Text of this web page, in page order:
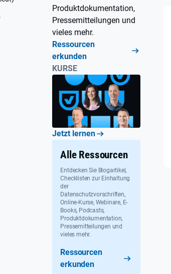
Produktdokumentation,
Pressemitteilungen und
vieles mehr.
Ressourcen
erkunden
KURSE
Jetzt lernen
Alle Ressourcen
Entdecken Sie Blogartikel,
Checklisten zur Einhaltung
der
Datenschutzvorschriften,
Online-Kurse, Webinare, E-
Books, Podcasts,
Produktdokumentation,
Pressemitteilungen und
vieles mehr.
Ressourcen
erkunden